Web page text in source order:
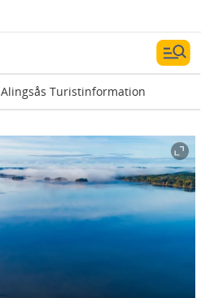
Alingsås Turistinformation